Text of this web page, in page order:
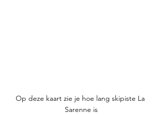
Op deze kaart zie je hoe lang skipiste La
Sarenne is